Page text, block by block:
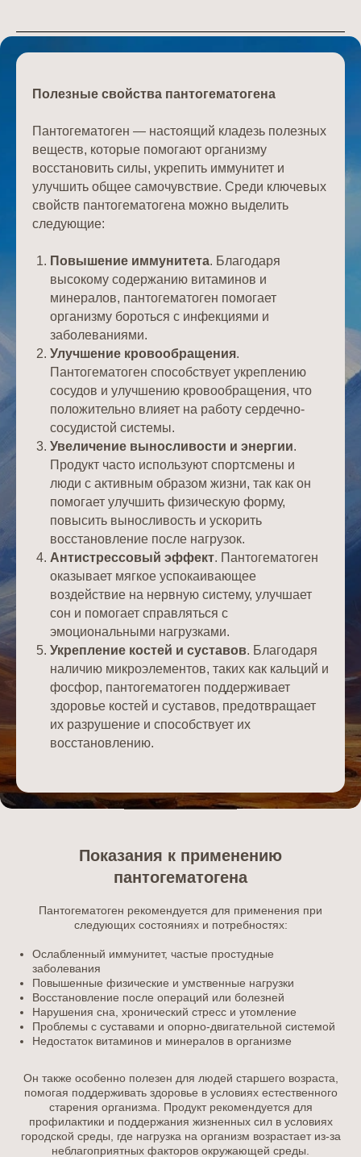
Полезные свойства пантогематогена
Пантогематоген — настоящий кладезь полезных
веществ, которые помогают организму
восстановить силы, укрепить иммунитет и
улучшить общее самочувствие. Среди ключевых
свойств пантогематогена можно выделить
следующие:
Повышение иммунитета. Благодаря
высокому содержанию витаминов и
минералов, пантогематоген помогает
организму бороться с инфекциями и
заболеваниями.
Улучшение кровообращения.
Пантогематоген способствует укреплению
сосудов и улучшению кровообращения, что
положительно влияет на работу сердечно-
сосудистой системы.
Увеличение выносливости и энергии.
Продукт часто используют спортсмены и
люди с активным образом жизни, так как он
помогает улучшить физическую форму,
повысить выносливость и ускорить
восстановление после нагрузок.
Антистрессовый эффект. Пантогематоген
оказывает мягкое успокаивающее
воздействие на нервную систему, улучшает
сон и помогает справляться с
эмоциональными нагрузками.
Укрепление костей и суставов. Благодаря
наличию микроэлементов, таких как кальций и
фосфор, пантогематоген поддерживает
здоровье костей и суставов, предотвращает
их разрушение и способствует их
восстановлению.
Показания к применению
пантогематогена
Пантогематоген рекомендуется для применения при
следующих состояниях и потребностях:
Ослабленный иммунитет, частые простудные
заболевания
Повышенные физические и умственные нагрузки
Восстановление после операций или болезней
Нарушения сна, хронический стресс и утомление
Проблемы с суставами и опорно-двигательной системой
Недостаток витаминов и минералов в организме
Он также особенно полезен для людей старшего возраста,
помогая поддерживать здоровье в условиях естественного
старения организма. Продукт рекомендуется для
профилактики и поддержания жизненных сил в условиях
городской среды, где нагрузка на организм возрастает из-за
неблагоприятных факторов окружающей среды.